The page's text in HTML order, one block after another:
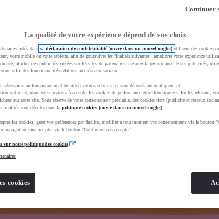
Dans quelle
La qualité de votre expérience dépend de vos choix
listés dans sa déclaration de confidentialité (ouvre dans un nouvel onglet) utilisent des cookies
votre mobile ou votre tablette, afin de poursuivre les finalités suivantes : améliorer votre expérience
afficher des publicités ciblées sur les sites de partenaires, mesurer la performance de ces publicités,
offrir des fonctionnalités relatives aux réseaux sociaux.
nécessaires au fonctionnement du site et de nos services, et sont déposés automatiquement.
optimale, nous vous invitons à accepter les cookies de performance et/ou fonctionnels. En les refusant,
sur notre site. Sous réserve de votre consentement préalable, des cookies tiers (publicité et réseaux
finalités sont décrites dans la politique cookies (ouvre dans un nouvel onglet)
les cookies, gérer vos préférences par finalité, modifier à tout moment vos consentements via le bouton
navigation sans accepter via le bouton "Continuer sans accepter".
sur notre politique des cookies
cookies
Continuer